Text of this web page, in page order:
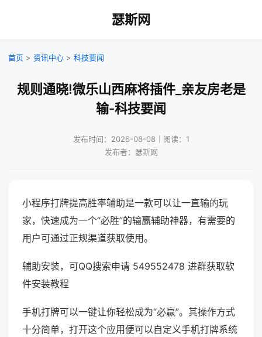
瑟斯网
首页 > 资讯中心 > 科技要闻
规则通晓!微乐山西麻将插件_亲友房老是
输-科技要闻
发布时间：2026-08-08｜阅读：1
发布者：瑟斯网
小程序打牌提高胜率辅助是一款可以让一直输的玩
家，快速成为一个“必胜”的输赢辅助神器，有需要的
用户可通过正规渠道获取使用。
辅助安装，可QQ搜索申请 549552478 进群获取软
件安装教程
手机打牌可以一键让你轻松成为“必赢”。其操作方式
十分简单，打开这个应用便可以自定义手机打牌系统